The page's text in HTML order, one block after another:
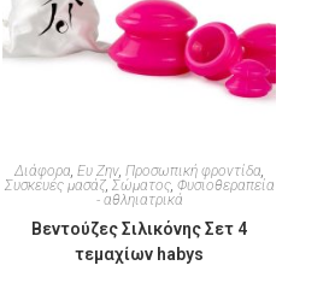
Διάφορα,Ευ Ζην,Προσωπική φροντίδα,
Συσκευές μασάζ, Σώματος, Φυσιοθεραπεία
- αθληιατρικά
Βεντούζες Σιλικόνης Σετ 4
τεμαχίων habys